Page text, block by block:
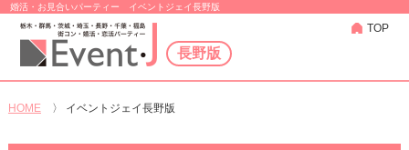
婚活・お見合いパーティー イベントジェイ長野版
長野版
TOP
HOME 〉 イベントジェイ長野版